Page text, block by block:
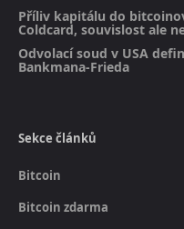
Příliv kapitálu do
Coldcard, souvislost ale
Odvolací soud v USA
Bankmana-Frieda
Sekce článků
Bitcoin
Bitcoin zdarma